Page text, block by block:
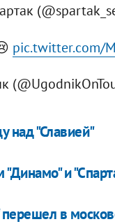
pic.twitter.com/
над "Славией"
и
в